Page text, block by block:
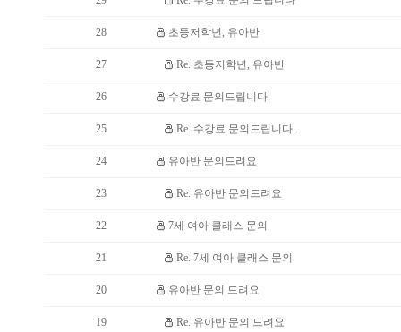
28 초등저학년, 유아반
27 Re..초등저학년, 유아반
26 수강료 문의드립니다.
25 Re..수강료 문의드립니다.
24 유아반 문의드려요
23 Re..유아반 문의드려요
22 7세 여아 클래스 문의
21 Re..7세 여아 클래스 문의
20 유아반 문의 드려요
19 Re..유아반 문의 드려요